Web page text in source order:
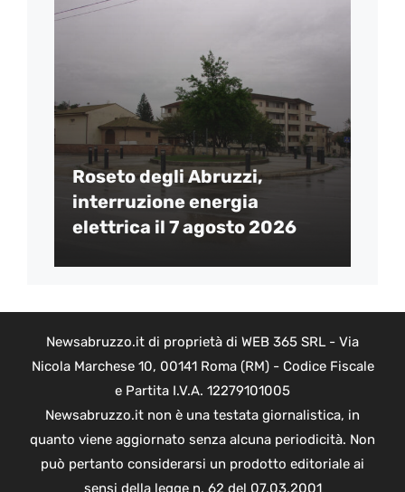
Roseto degli Abruzzi,
interruzione energia
elettrica il 7 agosto 2026
Newsabruzzo.it di proprietà di WEB 365 SRL - Via
Nicola Marchese 10, 00141 Roma (RM) - Codice Fiscale
e Partita I.V.A. 12279101005
Newsabruzzo.it non è una testata giornalistica, in
quanto viene aggiornato senza alcuna periodicità. Non
può pertanto considerarsi un prodotto editoriale ai
sensi della legge n. 62 del 07.03.2001